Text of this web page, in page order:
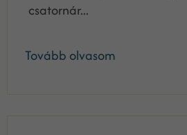
csatornár...
Tovább olvasom